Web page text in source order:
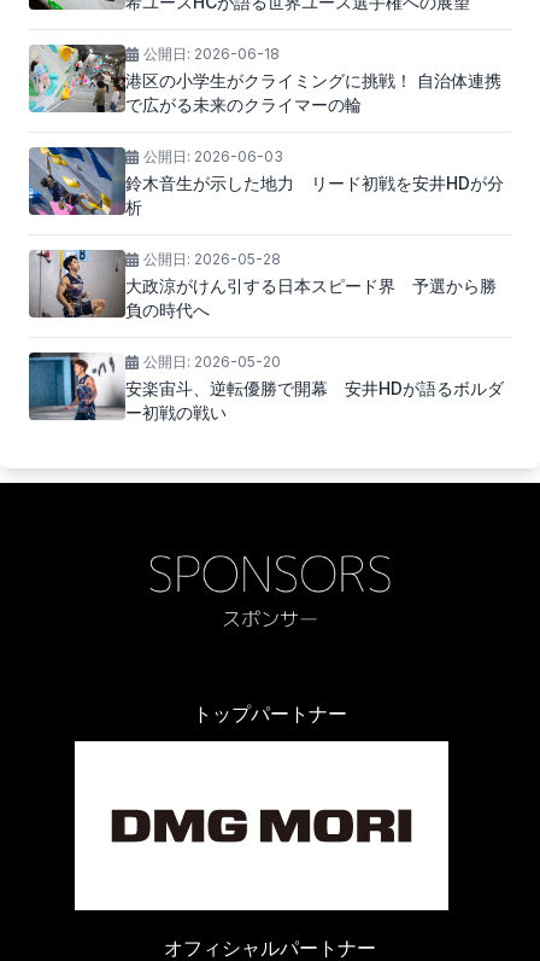
公開日: 2026-06-18
港区の小学生がクライミングに挑戦！ 自治体連携
で広がる未来のクライマーの輪
公開日: 2026-06-03
鈴木音生が示した地力 リード初戦を安井HDが分
析
公開日: 2026-05-28
大政涼がけん引する日本スピード界 予選から勝
負の時代へ
公開日: 2026-05-20
安楽宙斗、逆転優勝で開幕 安井HDが語るボルダ
ー初戦の戦い
トップパートナー
オフィシャルパートナー